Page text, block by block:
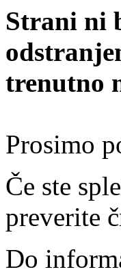
Strani ni
trenutno
Prosimo
Če ste
preverite
Do